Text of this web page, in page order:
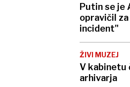
Putin se je
opravičil
incident"
ŽIVI MUZEJ
V kabinetu
arhivarja